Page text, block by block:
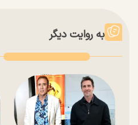
به روایت دیگر